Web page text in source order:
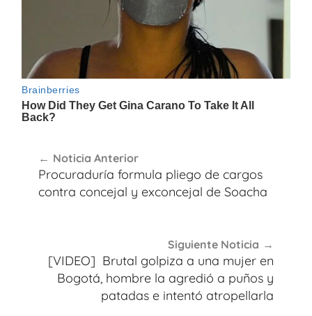
de
entradas
Noticia Anterior
Procuraduría formula pliego de cargos
contra concejal y exconcejal de Soacha
Siguiente Noticia
[VIDEO] Brutal golpiza a una mujer en
Bogotá, hombre la agredió a puños y
patadas e intentó atropellarla